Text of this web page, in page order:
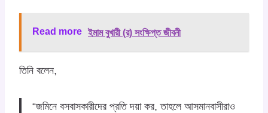
Read more ইমাম বুখারী (র) সংক্ষিপ্ত জীবনী
তিনি বলেন,
“জমিনে বসবাসকারীদের প্রতি দয়া কর, তাহলে আসমানবাসীরাও